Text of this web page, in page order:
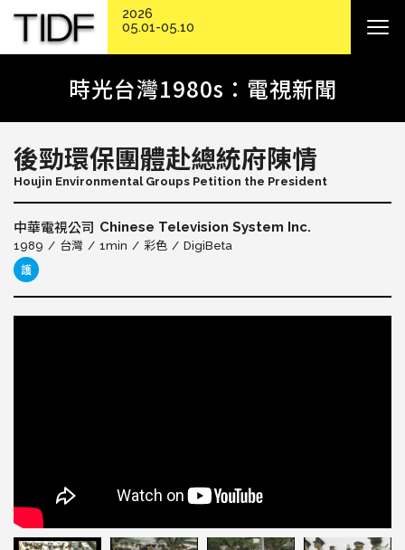
時光台灣1980s：電視新聞
後勁環保團體赴總統府陳情
Houjin Environmental Groups Petition the President
中華電視公司 Chinese Television System Inc.
1989 台灣 1min 彩色 DigiBeta
護
2026
05.01-05.10